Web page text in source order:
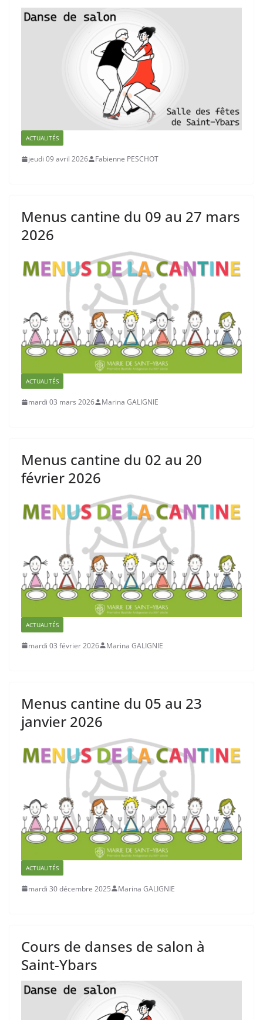
ACTUALITÉS
jeudi 09 avril 2026 Fabienne PESCHOT
Menus cantine du 09 au 27 mars
2026
ACTUALITÉS
mardi 03 mars 2026 Marina GALIGNIE
Menus cantine du 02 au 20
février 2026
ACTUALITÉS
mardi 03 février 2026 Marina GALIGNIE
Menus cantine du 05 au 23
janvier 2026
ACTUALITÉS
mardi 30 décembre 2025 Marina GALIGNIE
Cours de danses de salon à
Saint-Ybars